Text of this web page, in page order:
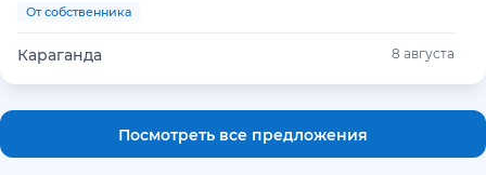
От собственника
Караганда 8 августа
Посмотреть все предложения